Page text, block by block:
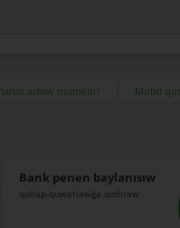
ashıw múmkin? Mobil
Bank penen baylanısıw
qollap-quwatlawǵa qońıraw